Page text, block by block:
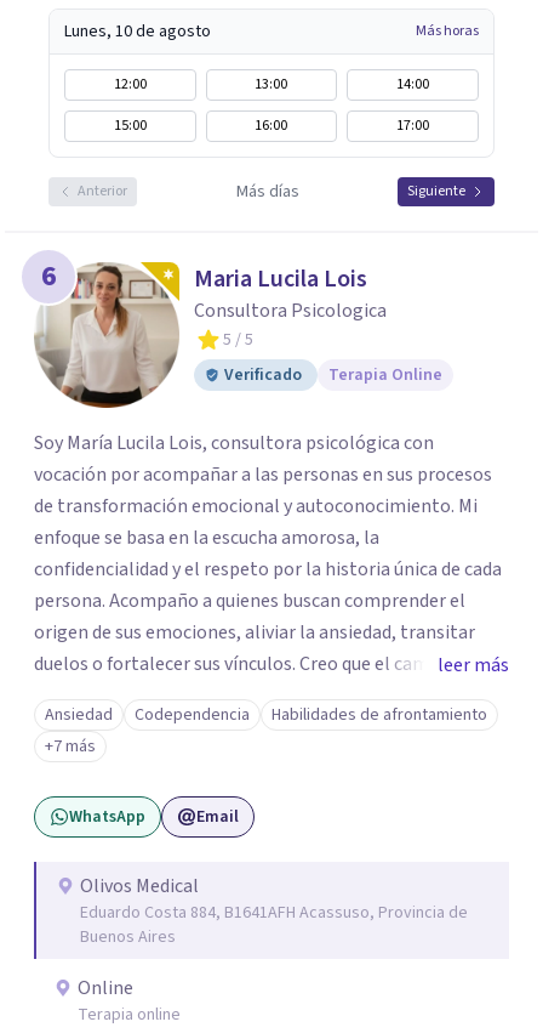
Lunes, 10 de agosto Más horas
12:00 13:00
14:00
15:00
16:00 17:00
Anterior Más días Siguiente
6 Maria Lucila Lois
Consultora Psicologica
5 / 5
Verificado
Terapia Online
Soy María Lucila Lois, consultora psicológica con
vocación por acompañar a las personas en sus procesos
de transformación emocional y autoconocimiento. Mi
enfoque se basa en la escucha amorosa, la
confidencialidad y el respeto por la historia única de cada
persona. Acompaño a quienes buscan comprender el
origen de sus emociones, aliviar la ansiedad, transitar
duelos o fortalecer sus vínculos. Creo que el camino hacia
una vida más auténtica comienza cuando nos animamos
a mirar hacia adentro y a reconocer las raíces de lo que
sentimos.
leer más
Ansiedad Codependencia
Habilidades de afrontamiento
+7 más
WhatsApp Email
Olivos Medical
Eduardo Costa 884, B1641AFH Acassuso, Provincia de
Buenos Aires
Online
Terapia online